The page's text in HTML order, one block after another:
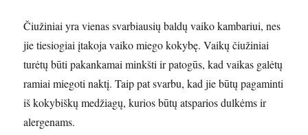
Čiužiniai yra vienas svarbiausių baldų vaiko kambariui, nes
jie tiesiogiai įtakoja vaiko miego kokybę. Vaikų čiužiniai
turėtų būti pakankamai minkšti ir patogūs, kad vaikas galėtų
ramiai miegoti naktį. Taip pat svarbu, kad jie būtų pagaminti
iš kokybiškų medžiagų, kurios būtų atsparios dulkėms ir
alergenams.